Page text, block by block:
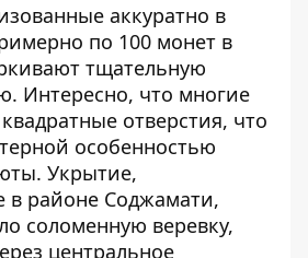
аккуратно в
по 100 монет в
тщательную
Интересно, что многие
отверстия, что
особенностью
Укрытие,
в районе Соджамати,
соломенную веревку,
центральное